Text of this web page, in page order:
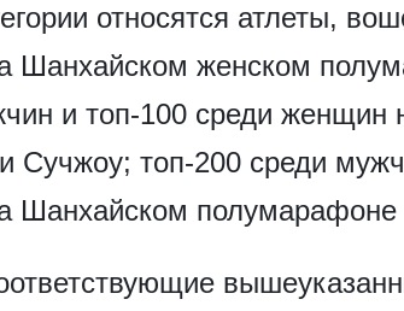
относятся атлеты,
Шанхайском женском
и топ-100 среди женщин
Сучжоу; топ-200 среди
Шанхайском полумарафоне